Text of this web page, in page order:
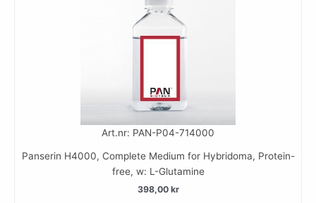
Art.nr: PAN-P04-714000
Panserin H4000, Complete Medium for Hybridoma, Protein-
free, w: L-Glutamine
398,00 kr